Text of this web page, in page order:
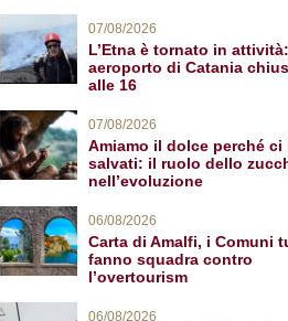
07/08/2026
L’Etna è tornato in attività:
aeroporto di Catania
alle 16
07/08/2026
Amiamo il dolce perché ci
salvati: il ruolo dello
nell’evoluzione
06/08/2026
Carta di Amalfi, i Comuni
fanno squadra contro
l’overtourism
06/08/2026